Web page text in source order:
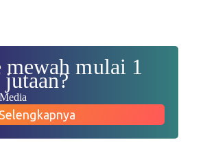
mewah mulai 1
jutaan?
Selengkapnya